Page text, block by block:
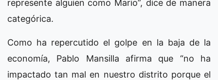
represente alguien como Mario”, dice de manera
categórica.
Como ha repercutido el golpe en la baja de la
economía, Pablo Mansilla afirma que “no ha
impactado tan mal en nuestro distrito porque el